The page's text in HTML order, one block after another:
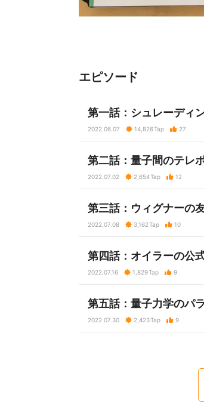
エピソード
第一話：シュレーディ
2022.06.07 14,826Tap 27
第二話：量子間のテレ
2022.07.02 2,654Tap 12
第三話：ウィグナーの
2022.07.08 3,162Tap 10
第四話：オイラーの公
2022.07.16 1,829Tap 9
第五話：量子力学のパ
2022.07.30 2,423Tap 9